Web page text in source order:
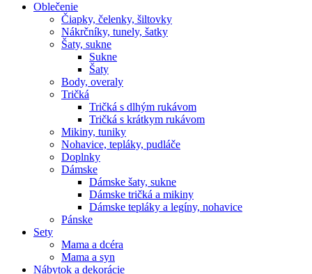
Oblečenie
Čiapky, čelenky, šiltovky
Nákrčníky, tunely, šatky
Šaty, sukne
Sukne
Šaty
Body, overaly
Tričká
Tričká s dlhým rukávom
Tričká s krátkym rukávom
Mikiny, tuniky
Nohavice, tepláky, pudláče
Doplnky
Dámske
Dámske šaty, sukne
Dámske tričká a mikiny
Dámske tepláky a legíny, nohavice
Pánske
Sety
Mama a dcéra
Mama a syn
Nábytok a dekorácie